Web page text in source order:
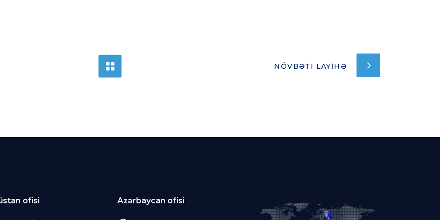
NÖVBƏTI LAYIHƏ
ofisi Azərbaycan ofisi